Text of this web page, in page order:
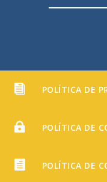
 POLÍTICA DE
 POLÍTICA DE
 POLÍTICA DE